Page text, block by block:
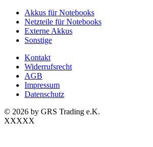
Akkus für Notebooks
Netzteile für Notebooks
Externe Akkus
Sonstige
Kontakt
Widerrufsrecht
AGB
Impressum
Datenschutz
© 2026 by GRS Trading e.K.
XXXXX